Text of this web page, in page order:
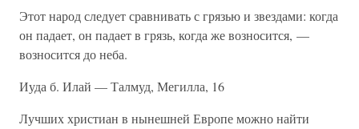
Этот народ следует сравнивать с грязью и звездами: когда
он падает, он падает в грязь, когда же возносится, —
возносится до неба.
Иуда б. Илай — Талмуд, Мегилла, 16
Лучших христиан в нынешней Европе можно найти